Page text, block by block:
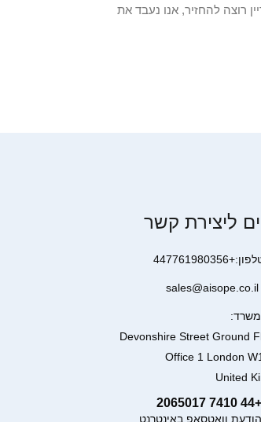
עדיין רוצה להחזיר, אנו נעבד את
ליצירת קשר
41 Devonshire Street Ground
Office 1 London
United
+44 7410 2065017
הודעת וואטסאפ באינטרנט